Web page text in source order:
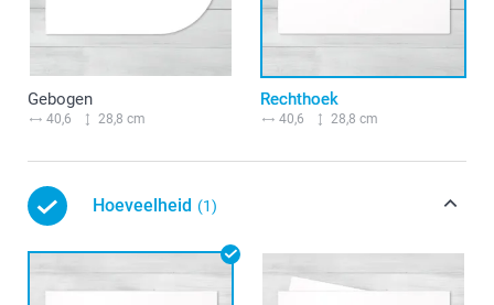
Gebogen
40,6 28,8 cm
Rechthoek
40,6 28,8 cm
Hoeveelheid (1)